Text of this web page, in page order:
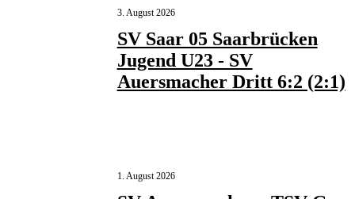
3. August 2026
SV Saar 05 Saarbrücken
Jugend U23 - SV
Auersmacher Dritt 6:2 (2:1)
1. August 2026